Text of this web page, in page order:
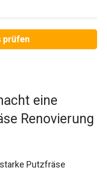
prüfen
eine
Renovierung
Putzfräse